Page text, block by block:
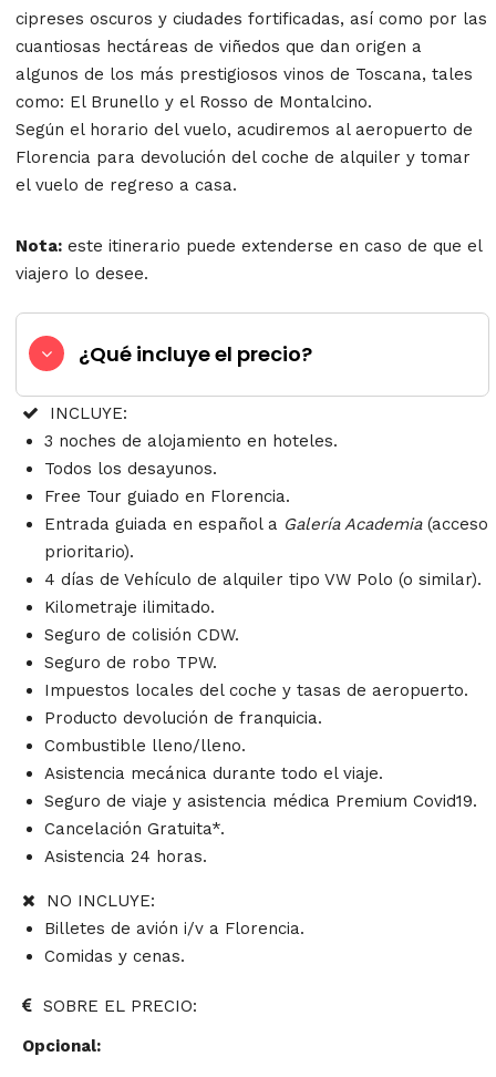
cipreses oscuros y ciudades fortificadas, así como por las
cuantiosas hectáreas de viñedos que dan origen a
algunos de los más prestigiosos vinos de Toscana, tales
como: El Brunello y el Rosso de Montalcino.
Según el horario del vuelo, acudiremos al aeropuerto de
Florencia para devolución del coche de alquiler y tomar
el vuelo de regreso a casa.
Nota: este itinerario puede extenderse en caso de que el
viajero lo desee.
¿Qué incluye el precio?
INCLUYE:
3 noches de alojamiento en hoteles.
Todos los desayunos.
Free Tour guiado en Florencia.
Entrada guiada en español a Galería Academia(acceso
prioritario).
4 días de Vehículo de alquiler tipo VW Polo (o similar).
Kilometraje ilimitado.
Seguro de colisión CDW.
Seguro de robo TPW.
Impuestos locales del coche y tasas de aeropuerto.
Producto devolución de franquicia.
Combustible lleno/lleno.
Asistencia mecánica durante todo el viaje.
Seguro de viaje y asistencia médica Premium Covid19.
Cancelación Gratuita*.
Asistencia 24 horas.
NO INCLUYE:
Billetes de avión i/v a Florencia.
Comidas y cenas.
SOBRE EL PRECIO:
Opcional: